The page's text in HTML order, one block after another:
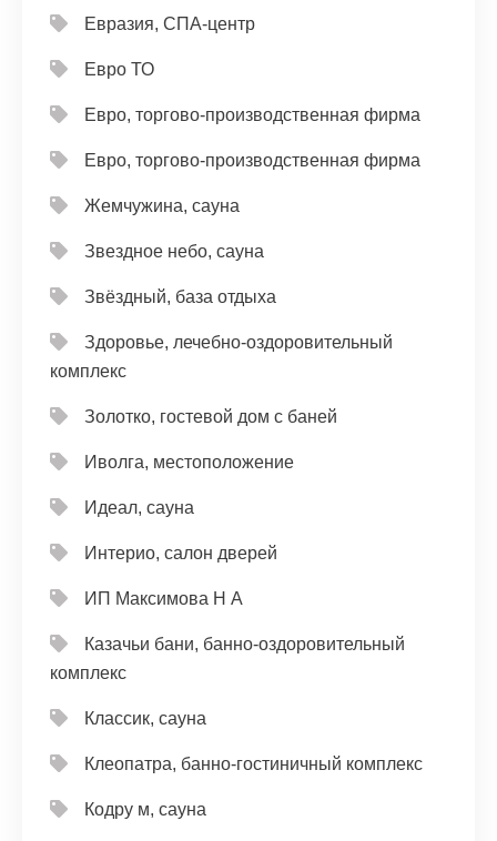
Евразия, СПА-центр
Евро ТО
Евро, торгово-производственная фирма
Евро, торгово-производственная фирма
Жемчужина, сауна
Звездное небо, сауна
Звёздный, база отдыха
Здоровье, лечебно-оздоровительный
комплекс
Золотко, гостевой дом с баней
Иволга, местоположение
Идеал, сауна
Интерио, салон дверей
ИП Максимова Н А
Казачьи бани, банно-оздоровительный
комплекс
Классик, сауна
Клеопатра, банно-гостиничный комплекс
Кодру м, сауна